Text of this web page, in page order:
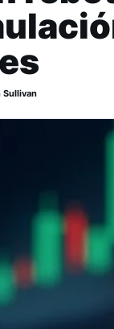
Sullivan